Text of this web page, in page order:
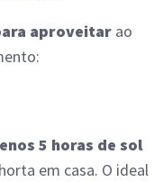
aproveitar ao
5 horas de sol
em casa. O ideal